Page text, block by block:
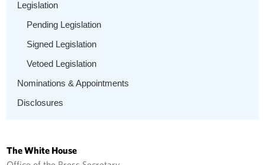
Legislation
Pending Legislation
Signed Legislation
Vetoed Legislation
Nominations & Appointments
Disclosures
The White House